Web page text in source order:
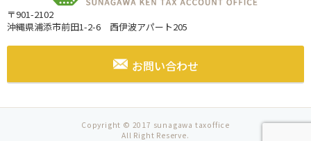
〒901-2102
沖縄県浦添市前田1-2-6 西伊波アパート205
お問い合わせ
Copyright © 2017 sunagawa taxoffice
All Right Reserve.